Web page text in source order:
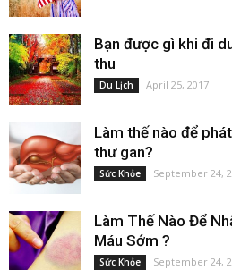
Bạn được gì khi đi
thu
Du Lịch April 25, 2017
Làm thế nào để
thư gan?
Sức Khỏe September 24,
Làm Thế Nào Để
Máu Sớm ?
Sức Khỏe September 24,